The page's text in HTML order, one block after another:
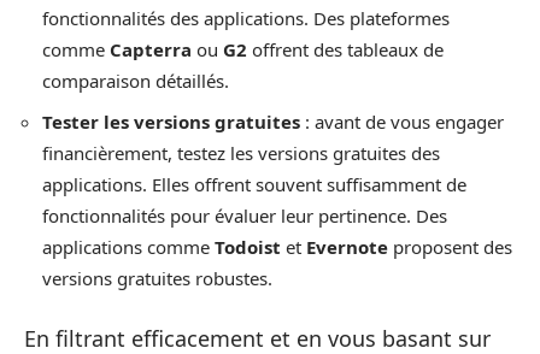
fonctionnalités des applications. Des plateformes
comme Capterra ou G2 offrent des tableaux de
comparaison détaillés.
Tester les versions gratuites : avant de vous engager
financièrement, testez les versions gratuites des
applications. Elles offrent souvent suffisamment de
fonctionnalités pour évaluer leur pertinence. Des
applications comme Todoist et Evernote proposent des
versions gratuites robustes.
En filtrant efficacement et en vous basant sur